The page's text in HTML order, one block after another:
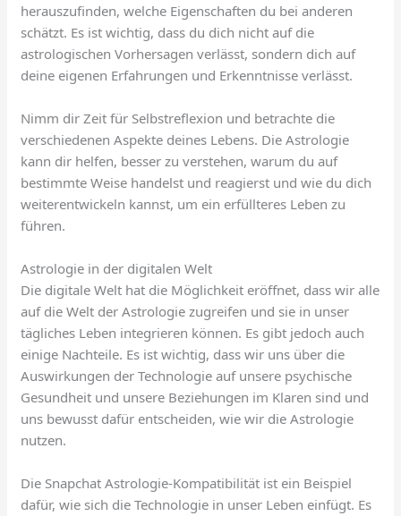
herauszufinden, welche Eigenschaften du bei anderen
schätzt. Es ist wichtig, dass du dich nicht auf die
astrologischen Vorhersagen verlässt, sondern dich auf
deine eigenen Erfahrungen und Erkenntnisse verlässt.
Nimm dir Zeit für Selbstreflexion und betrachte die
verschiedenen Aspekte deines Lebens. Die Astrologie
kann dir helfen, besser zu verstehen, warum du auf
bestimmte Weise handelst und reagierst und wie du dich
weiterentwickeln kannst, um ein erfüllteres Leben zu
führen.
Astrologie in der digitalen Welt
Die digitale Welt hat die Möglichkeit eröffnet, dass wir alle
auf die Welt der Astrologie zugreifen und sie in unser
tägliches Leben integrieren können. Es gibt jedoch auch
einige Nachteile. Es ist wichtig, dass wir uns über die
Auswirkungen der Technologie auf unsere psychische
Gesundheit und unsere Beziehungen im Klaren sind und
uns bewusst dafür entscheiden, wie wir die Astrologie
nutzen.
Die Snapchat Astrologie-Kompatibilität ist ein Beispiel
dafür, wie sich die Technologie in unser Leben einfügt. Es